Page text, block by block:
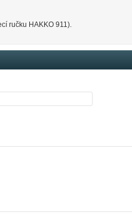
ručku HAKKO 911).